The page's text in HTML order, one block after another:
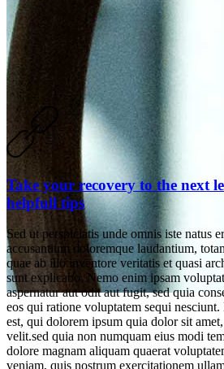
read the new post
Fitness Factory Hattingen
Take your recovery to the next
helpfull tips
Sed ut perspiciatis unde omnis iste natus
accusantium doloremque laudantium,
quae ab illo inventore veritatis et quasi
sunt explicabo. Nemo enim ipsam
aspernatur aut odit aut fugit, sed quia
eos qui ratione voluptatem sequi
est, qui dolorem ipsum quia dolor sit
velit.sed quia non numquam eius modi
dolore magnam aliquam quaerat
veniam, quis nostrum exercitationem